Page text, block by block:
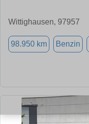
Wittighausen, 97957
98.950 km Benzin